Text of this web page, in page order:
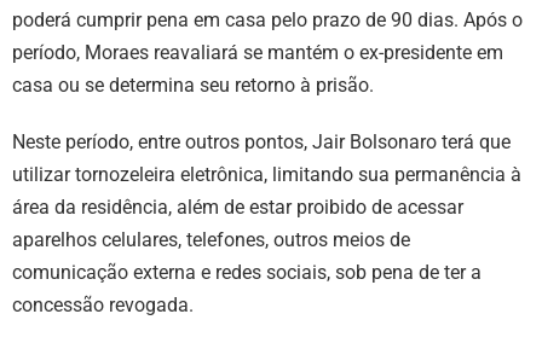
poderá cumprir pena em casa pelo prazo de 90 dias. Após o
período, Moraes reavaliará se mantém o ex-presidente em
casa ou se determina seu retorno à prisão.
Neste período, entre outros pontos, Jair Bolsonaro terá que
utilizar tornozeleira eletrônica, limitando sua permanência à
área da residência, além de estar proibido de acessar
aparelhos celulares, telefones, outros meios de
comunicação externa e redes sociais, sob pena de ter a
concessão revogada.